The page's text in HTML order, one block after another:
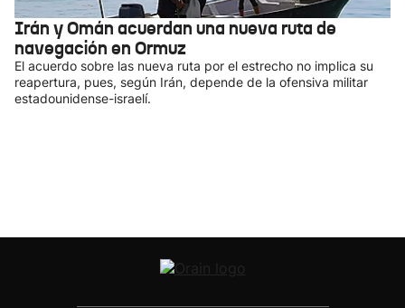
Irán y Omán acuerdan una nueva ruta de
navegación en Ormuz
El acuerdo sobre las nueva ruta por el estrecho no implica su
reapertura, pues, según Irán, depende de la ofensiva militar
estadounidense-israelí.